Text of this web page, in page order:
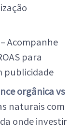
– Acompanhe
para
publicidade
orgânica vs
naturais com
onde investir